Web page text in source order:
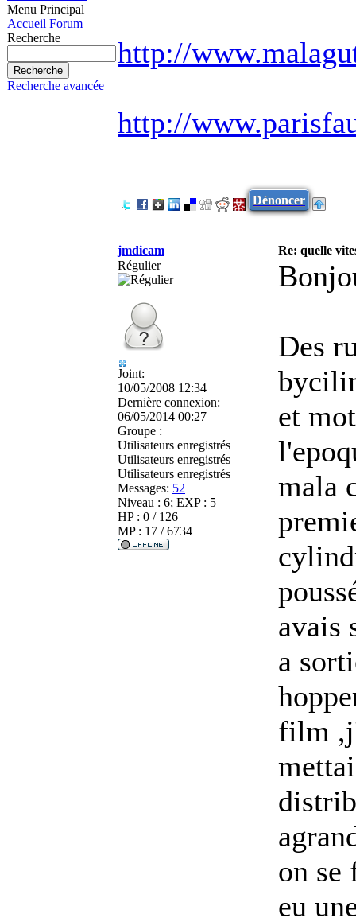
Menu Principal
Accueil Forum
Recherche
Recherche avancée
http://
http://
Dénoncer
jmdicam
Re: quelle
Régulier
Joint:
10/05/2008 12:34
Dernière connexion:
06/05/2014 00:27
Groupe :
Utilisateurs enregistrés
Utilisateurs enregistrés
Utilisateurs enregistrés
Messages: 52
Niveau : 6; EXP : 5
HP : 0 / 126
MP : 17 / 6734
Des
et
mala
avais
a
film
on se
eu